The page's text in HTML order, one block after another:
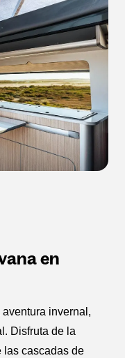
en
invernal,
Disfruta de la
las cascadas de